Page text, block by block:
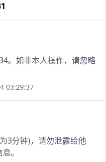
。如非本人操作，请忽略
03:29:37
3分钟)，请勿泄露给他
。